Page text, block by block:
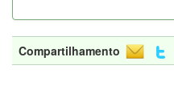
Compartilhamento